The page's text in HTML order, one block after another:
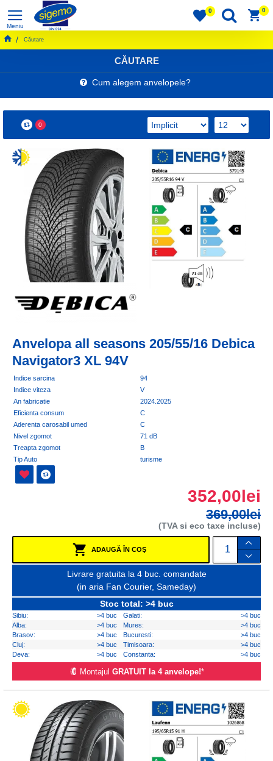
0 0
Căutare
CĂUTARE
Cum alegem anvelopele?
0
Anvelopa all seasons 205/55/16 Debica
Navigator3 XL 94V
Indice sarcina
94
Indice viteza
V
An fabricatie
2024.2025
Eficienta consum
C
Aderenta carosabil umed
C
Nivel zgomot
71 dB
Treapta zgomot
B
Tip Auto
turisme
352,00lei
369,00lei
(TVA si eco taxe incluse)
ADAUGĂ ÎN COŞ
Livrare gratuita la 4 buc. comandate
(in aria Fan Courier, Sameday)
Stoc total: >4 buc
Sibiu: >4 buc Galati:
>4 buc
Alba:
>4 buc Mures:
>4 buc
Brasov:
>4 buc Bucuresti:
>4 buc
Cluj:
>4 buc Timisoara:
>4 buc
Deva:
>4 buc Constanta: >4 buc
Montajul GRATUIT la 4 anvelope!*